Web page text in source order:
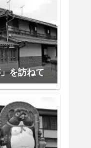
を訪ねて